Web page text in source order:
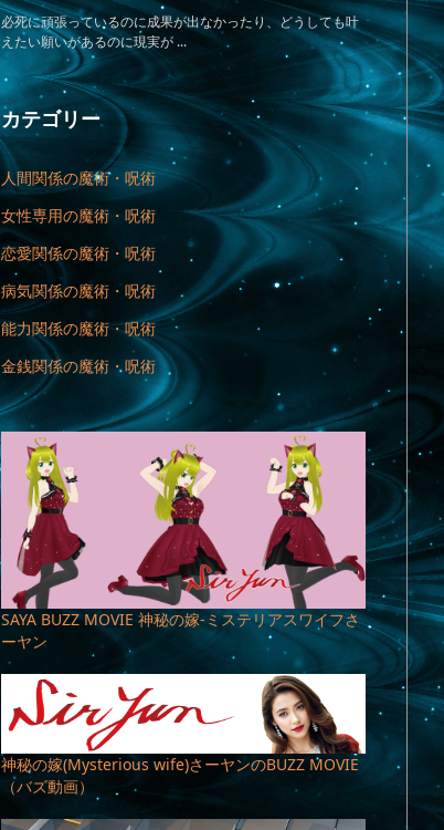
必死に頑張っているのに成果が出なかったり、どうしても叶
えたい願いがあるのに現実が ...
カテゴリー
人間関係の魔術・呪術
女性専用の魔術・呪術
恋愛関係の魔術・呪術
病気関係の魔術・呪術
能力関係の魔術・呪術
金銭関係の魔術・呪術
SAYA BUZZ MOVIE 神秘の嫁-ミステリアスワイフさ
ーヤン
神秘の嫁(Mysterious wife)さーヤンのBUZZ MOVIE
（バズ動画）